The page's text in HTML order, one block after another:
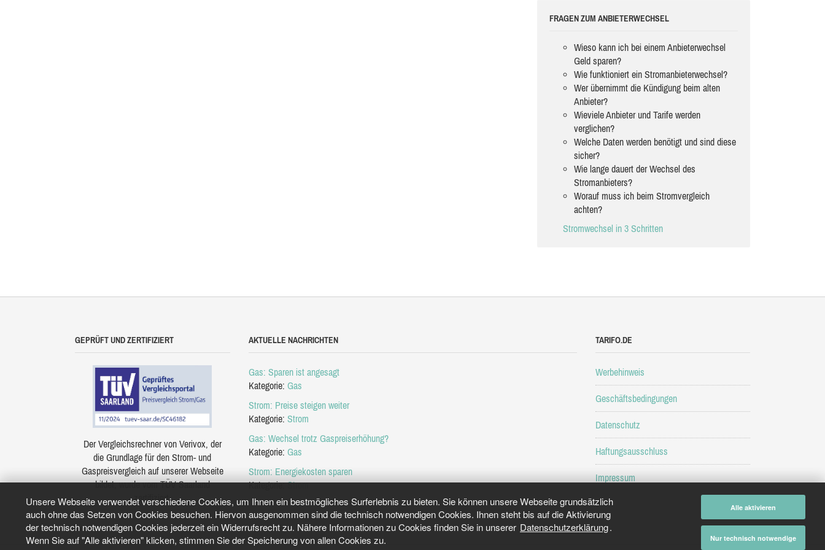
Unsere Webseite verwendet verschiedene Cookies, um Ihnen ein bestmögliches Surferlebnis zu bieten. Sie können unsere Webseite grundsätzlich
auch ohne das Setzen von Cookies besuchen. Hiervon ausgenommen sind die technisch notwendigen Cookies. Ihnen steht bis auf die Aktivierung
der technisch notwendigen Cookies jederzeit ein Widerrufsrecht zu. Nähere Informationen zu Cookies finden Sie in unserer Datenschutzerklärung.
Wenn Sie auf "Alle aktivieren" klicken, stimmen Sie der Speicherung von allen Cookies zu.
Alle aktivieren
Nur technisch notwendige
FRAGEN ZUM ANBIETERWECHSEL
Wieso kann ich bei einem Anbieterwechsel
Geld sparen?
Wie funktioniert ein Stromanbieterwechsel?
Wer übernimmt die Kündigung beim alten
Anbieter?
Wieviele Anbieter und Tarife werden
verglichen?
Welche Daten werden benötigt und sind diese
sicher?
Wie lange dauert der Wechsel des
Stromanbieters?
Worauf muss ich beim Stromvergleich
achten?
Stromwechsel in 3 Schritten
GEPRÜFT UND ZERTIFIZIERT
Der Vergleichsrechner von Verivox, der
die Grundlage für den Strom- und
Gaspreisvergleich auf unserer Webseite
bildet, wurde vom TÜV Saarland
zertifiziert.
AKTUELLE NACHRICHTEN
Gas: Sparen ist angesagt
Kategorie: Gas
Strom: Preise steigen weiter
Kategorie: Strom
Gas: Wechsel trotz Gaspreiserhöhung?
Kategorie: Gas
Strom: Energiekosten sparen
Kategorie:Strom
TARIFO.DE
Werbehinweis
Geschäftsbedingungen
Datenschutz
Haftungsausschluss
Impressum